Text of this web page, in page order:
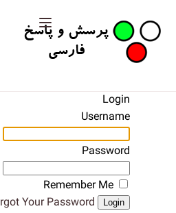
Login
Username
Password
Remember Me
Login
Your Password?